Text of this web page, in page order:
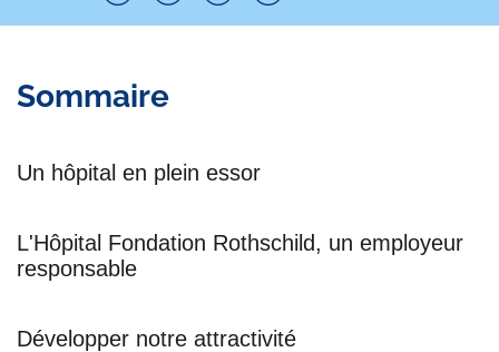
P
r
a
e
s
P
r
a
e
s
P
a
e
s
P
a
e
p
Sommaire
Un hôpital en plein essor
L'Hôpital Fondation Rothschild, un employeur
responsable
Développer notre attractivité